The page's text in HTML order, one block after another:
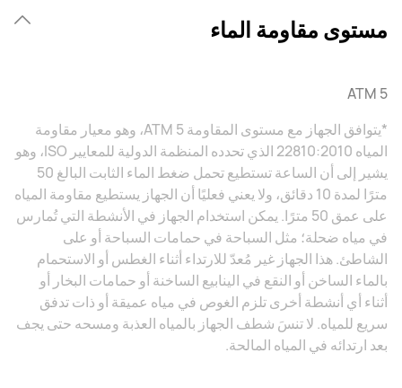
مستوى مقاومة الماء
5 ATM
*يتوافق الجهاز مع مستوى المقاومة 5 ATM، وهو معيار مقاومة
المياه 22810:2010 الذي تحدده المنظمة الدولية للمعايير ISO، وهو
يشير إلى أن الساعة تستطيع تحمل ضغط الماء الثابت البالغ 50
مترًا لمدة 10 دقائق، ولا يعني فعليًا أن الجهاز يستطيع مقاومة المياه
على عمق 50 مترًا. يمكن استخدام الجهاز في الأنشطة التي تُمارس
في مياه ضحلة؛ مثل السباحة في حمامات السباحة أو على
الشاطئ. هذا الجهاز غير مُعدّ للارتداء أثناء الغطس أو الاستحمام
بالماء الساخن أو النقع في الينابيع الساخنة أو حمامات البخار أو
أثناء أي أنشطة أخرى تلزم الغوص في مياه عميقة أو ذات تدفق
سريع للمياه. لا تنسَ شطف الجهاز بالمياه العذبة ومسحه حتى يجف
بعد ارتدائه في المياه المالحة.